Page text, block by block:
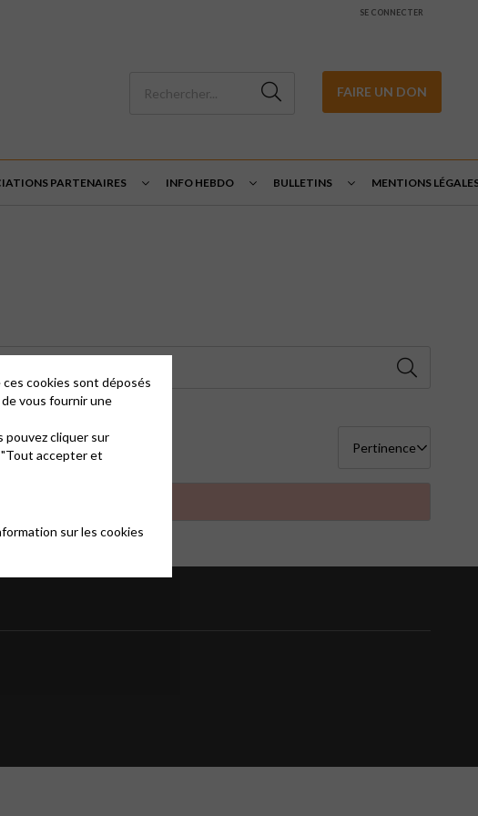
SE CONNECTER
FAIRE UN DON
PARTENAIRES INFO HEBDO BULLETINS MENTIONS
cookies sont déposés
vous fournir une
pouvez cliquer sur
"Tout accepter et
sur les cookies